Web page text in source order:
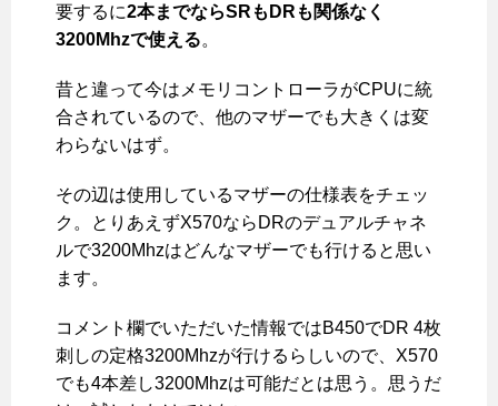
要するに2本までならSRもDRも関係なく
3200Mhzで使える。
昔と違って今はメモリコントローラがCPUに統
合されているので、他のマザーでも大きくは変
わらないはず。
その辺は使用しているマザーの仕様表をチェッ
ク。とりあえずX570ならDRのデュアルチャネ
ルで3200Mhzはどんなマザーでも行けると思い
ます。
コメント欄でいただいた情報ではB450でDR 4枚
刺しの定格3200Mhzが行けるらしいので、X570
でも4本差し3200Mhzは可能だとは思う。思うだ